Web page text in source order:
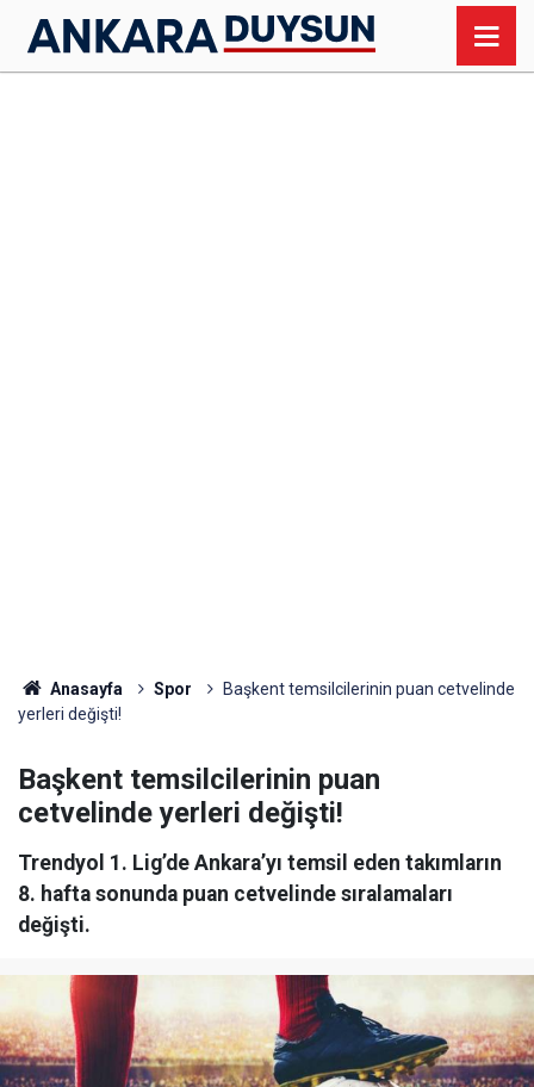
Anasayfa Spor
Başkent temsilcilerinin puan cetvelinde
yerleri değişti!
Başkent temsilcilerinin puan
cetvelinde yerleri değişti!
Trendyol 1. Lig’de Ankara’yı temsil eden takımların
8. hafta sonunda puan cetvelinde sıralamaları
değişti.